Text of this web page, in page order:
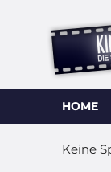
HOME
Keine